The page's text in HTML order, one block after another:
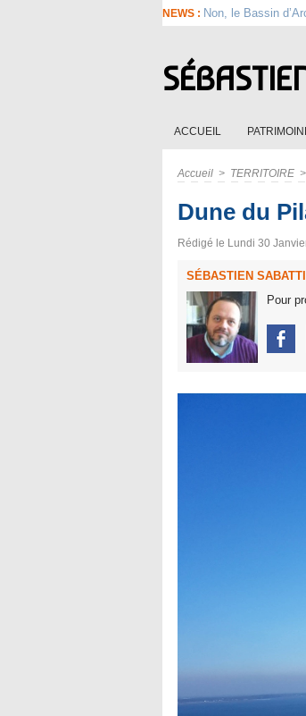
NEWS : Non, le Bassin
ACCUEIL
Accueil > TERRITOIRE >
Dune du
Rédigé le Lundi 30
SÉBASTIEN
Pour